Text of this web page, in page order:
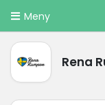
Meny
Rena